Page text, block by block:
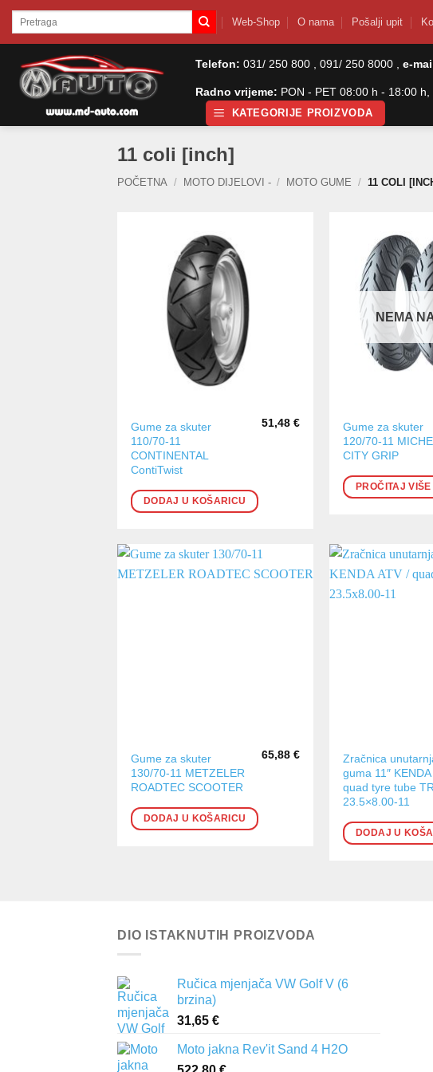
SkipPretraži: Web-Shop O nama Pošalji upit
Telefon: 031/ 250 800 , 091/ 250 8000 , e-
Radno vrijeme: PON - PET 08:00 h - 18:00
KATEGORIJE PROIZVODA
11 coli [inch]
POČETNA / MOTO DIJELOVI - / MOTO GUME / 11 COLI
Gume za skuter
110/70-11
CONTINENTAL
ContiTwist
51,48€
DODAJ U KOŠARICU
NEMA
Gume za skuter
120/70-11
CITY GRIP
PROČITAJ VIŠE
Gume za skuter
130/70-11 METZELER
ROADTEC SCOOTER
65,88€
DODAJ U KOŠARICU
Zračnica
guma 11″ KENDA
quad tyre tube
23.5×8.00-11
DODAJ U
DIO ISTAKNUTIH PROIZVODA
Ručica mjenjača VW Golf V (6
brzina)
31,65 €
Moto jakna Rev'it Sand 4 H2O